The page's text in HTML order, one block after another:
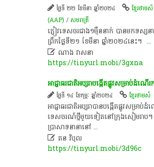
ថ្ងៃទី ២២ ខែមីនា ឆ្នាំ២០២៤ ខ្មែរថាមស៍
(AAP) /សមរាត្រី
ភ្ញៀវ​ទេសចរ​ជាង​១​ម៉ឺន​នាក់​ បាន​មក​ទស្សន
ព្រឹក​ថ្ងៃ​ទី​២១​ ខែមីនា​ ឆ្នាំ​២០២៤​នេះ​។​ ​ ...
ណាង វាសនា
https://tinyurl.mobi/3gxna
អាជ្ញាធរ​ជាតិ​អប្សរា​បង្កើត​ផ្លូវ​សម្រាប់​ដំណើ
ថ្ងៃទី ១៤ ខែកុម្ភៈ ឆ្នាំ២០២៤ ខ្មែរថាមស៍
អាជ្ញាធរ​ជាតិ​អប្សរា​បាន​បង្កើត​ផ្លូវ​សម្រា
ទេសចរណ៍​ថ្មី​មួយទៀត​នៅ​ក្រុង​សៀមរាប​។​ វា​
ប្រាសាទ​នានា​នៅ ...
​ត​ន​ ​វិបុល​
https://tinyurl.mobi/3d96c